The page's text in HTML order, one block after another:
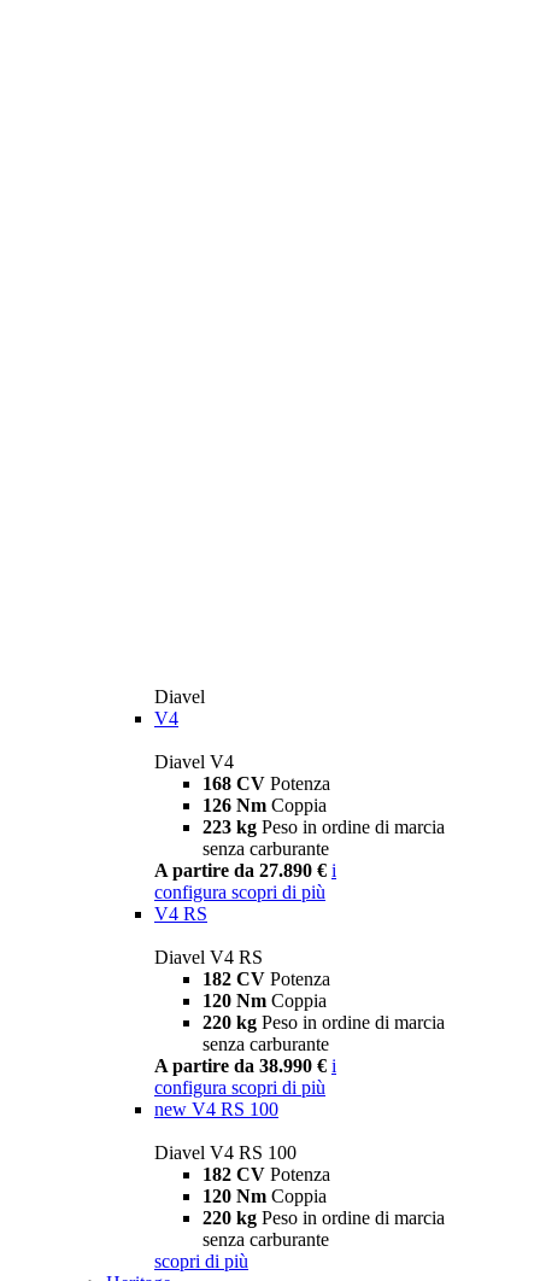
Diavel
V4
Diavel V4
168 CV Potenza
126 Nm Coppia
223 kg Peso in ordine di marcia
senza carburante
A partire da 27.890 € i
configura scopri di più
V4 RS
Diavel V4 RS
182 CV Potenza
120 Nm Coppia
220 kg Peso in ordine di marcia
senza carburante
A partire da 38.990 € i
configura scopri di più
new V4 RS 100
Diavel V4 RS 100
182 CV Potenza
120 Nm Coppia
220 kg Peso in ordine di marcia
senza carburante
scopri di più